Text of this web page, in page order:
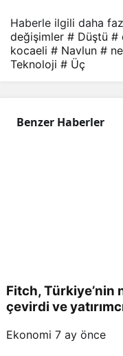
Haberle ilgili daha
değişimler # Düştü #
kocaeli # Navlun #
Teknoloji # Üç
Benzer Haberler
Fitch, Türkiye’nin
çevirdi ve
Ekonomi 7 ay önce